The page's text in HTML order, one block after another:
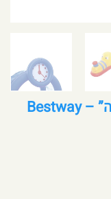
מרכז פעילות מים “הרכבת הקטנה” – Bestway